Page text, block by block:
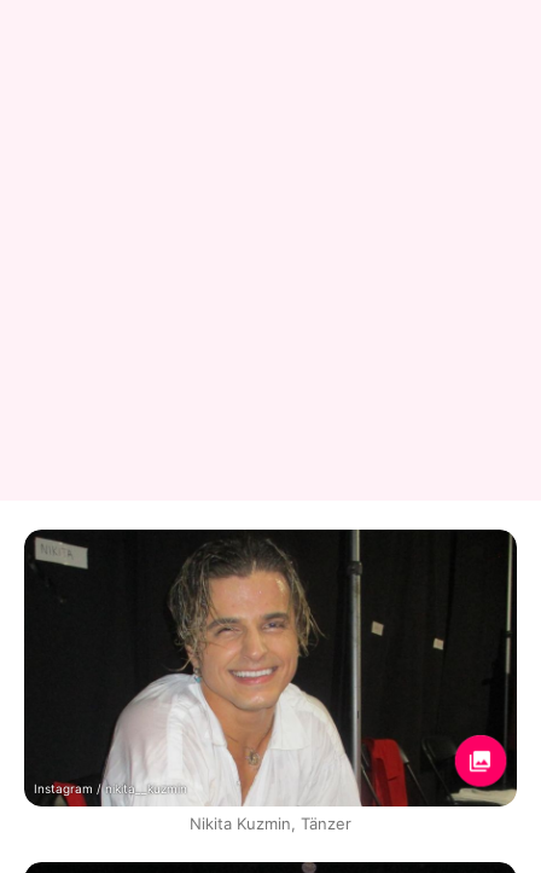
Instagram / nikita__kuzmin
Nikita Kuzmin, Tänzer